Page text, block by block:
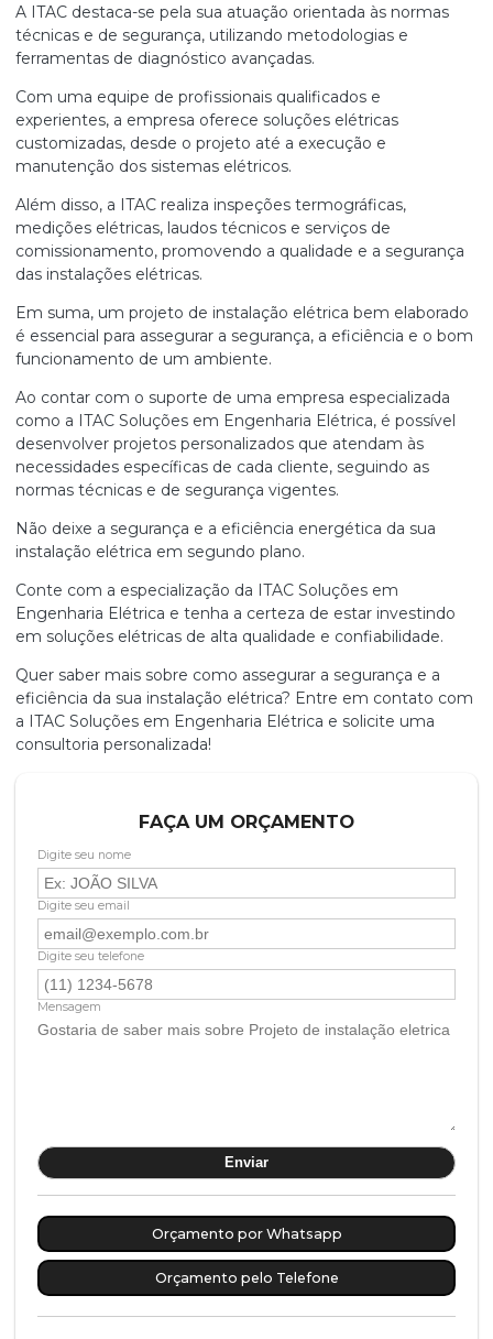
A ITAC destaca-se pela sua atuação orientada às normas
técnicas e de segurança, utilizando metodologias e
ferramentas de diagnóstico avançadas.
Com uma equipe de profissionais qualificados e
experientes, a empresa oferece soluções elétricas
customizadas, desde o projeto até a execução e
manutenção dos sistemas elétricos.
Além disso, a ITAC realiza inspeções termográficas,
medições elétricas, laudos técnicos e serviços de
comissionamento, promovendo a qualidade e a segurança
das instalações elétricas.
Em suma, um projeto de instalação elétrica bem elaborado
é essencial para assegurar a segurança, a eficiência e o bom
funcionamento de um ambiente.
Ao contar com o suporte de uma empresa especializada
como a ITAC Soluções em Engenharia Elétrica, é possível
desenvolver projetos personalizados que atendam às
necessidades específicas de cada cliente, seguindo as
normas técnicas e de segurança vigentes.
Não deixe a segurança e a eficiência energética da sua
instalação elétrica em segundo plano.
Conte com a especialização da ITAC Soluções em
Engenharia Elétrica e tenha a certeza de estar investindo
em soluções elétricas de alta qualidade e confiabilidade.
Quer saber mais sobre como assegurar a segurança e a
eficiência da sua instalação elétrica? Entre em contato com
a ITAC Soluções em Engenharia Elétrica e solicite uma
consultoria personalizada!
FAÇA UM ORÇAMENTO
Digite seu nome
Digite seu email
Digite seu telefone
Mensagem
Orçamento por Whatsapp
Orçamento pelo Telefone